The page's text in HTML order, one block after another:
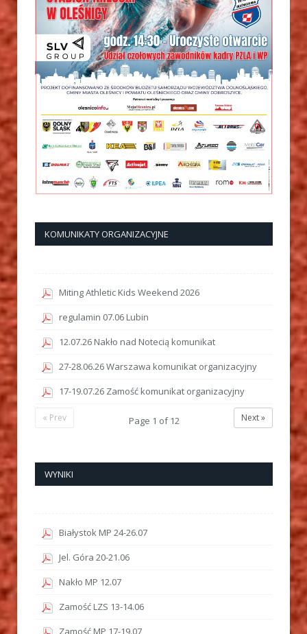
KOMUNIKATY ORGANIZACYJNE
Miting Athletic Kids Weekend 2026
regulamin 07.06 Lubin
12.07.26 Nakło nad Notecią komunikat
27-28.06.26 Warszawa komunikat organizacyjny
17-19.07.26 Zamość komunikat organizacyjny
Next »
Page 1 of12
« Prev
WYNIKI
Białystok MP 24-26.07
Jel. Góra 20-21.06
Nakło MP 12.07
Zamość LZS 13-14.06
Zamość MP 17-19.07